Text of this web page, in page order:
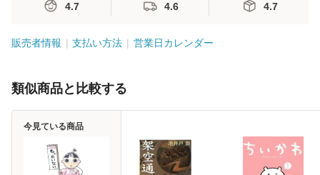
4.7 4.6 4.7
販売者情報 支払い方法 営業日カレンダー
類似商品と比較する
今見ている商品